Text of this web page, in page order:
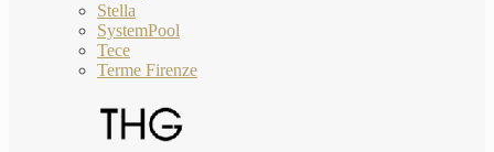
Stella
SystemPool
Tece
Terme Firenze